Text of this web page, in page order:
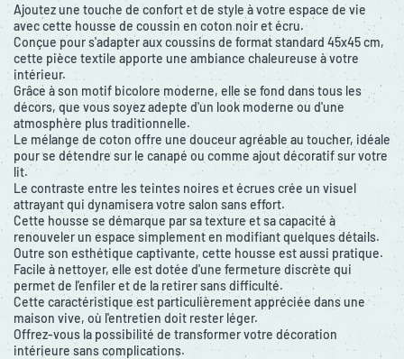
Ajoutez une touche de confort et de style à votre espace de vie
avec cette housse de coussin en coton noir et écru.
Conçue pour s'adapter aux coussins de format standard 45x45 cm,
cette pièce textile apporte une ambiance chaleureuse à votre
intérieur.
Grâce à son motif bicolore moderne, elle se fond dans tous les
décors, que vous soyez adepte d'un look moderne ou d'une
atmosphère plus traditionnelle.
Le mélange de coton offre une douceur agréable au toucher, idéale
pour se détendre sur le canapé ou comme ajout décoratif sur votre
lit.
Le contraste entre les teintes noires et écrues crée un visuel
attrayant qui dynamisera votre salon sans effort.
Cette housse se démarque par sa texture et sa capacité à
renouveler un espace simplement en modifiant quelques détails.
Outre son esthétique captivante, cette housse est aussi pratique.
Facile à nettoyer, elle est dotée d'une fermeture discrète qui
permet de l'enfiler et de la retirer sans difficulté.
Cette caractéristique est particulièrement appréciée dans une
maison vive, où l'entretien doit rester léger.
Offrez-vous la possibilité de transformer votre décoration
intérieure sans complications.